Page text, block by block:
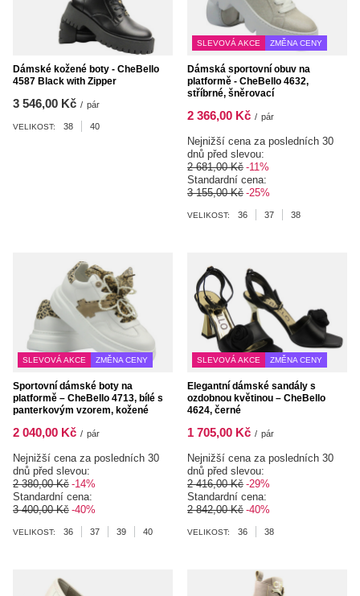
Dámské kožené boty - CheBello
4587 Black with Zipper
3 546,00 Kč / pár
VELIKOST: 38 40
SLEVOVÁ AKCE ZMĚNA CENY
Dámská sportovní obuv na
platformě - CheBello 4632,
stříbrné, šněrovací
2 366,00 Kč / pár
Nejnižší cena za posledních 30
dnů před slevou:
2 681,00 Kč -11%
Standardní cena:
3 155,00 Kč -25%
VELIKOST: 36 37 38
SLEVOVÁ AKCE ZMĚNA CENY
Sportovní dámské boty na
platformě – CheBello 4713, bílé s
panterkovým vzorem, kožené
2 040,00 Kč / pár
Nejnižší cena za posledních 30
dnů před slevou:
2 380,00 Kč -14%
Standardní cena:
3 400,00 Kč -40%
VELIKOST: 36 37 39 40
SLEVOVÁ AKCE ZMĚNA CENY
Elegantní dámské sandály s
ozdobnou květinou – CheBello
4624, černé
1 705,00 Kč / pár
Nejnižší cena za posledních 30
dnů před slevou:
2 416,00 Kč -29%
Standardní cena:
2 842,00 Kč -40%
VELIKOST: 36 38